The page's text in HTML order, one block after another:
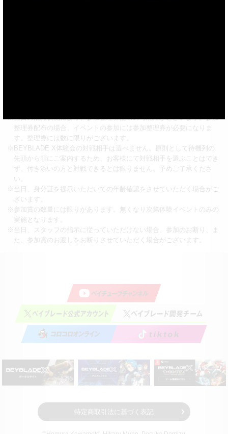
※当日の混雑状況により、参加整理券配布の可能性がございます。参加
整理券配布の場合、イベントの参加には参加整理券が必要になりま
す。整理券には数に限りがございます。
※BEYBLADE X体験会の対戦相手は選べません。原則として待機列の
先頭から順にご案内するため、お客様にて対戦相手を選ぶことはでき
ず、付き添いの方と対戦できるとは限りません。予めご了承くださ
い。
※当日、身分証を提示いただいての年齢確認をさせていただく場合がご
ざいます。
※参加賞の数量には限りがあります。無くなり次第体験イベントのみの
実施となります。
※当日、スタッフの指示に従っていただけない場合、参加のお断り、ま
た、参加賞のお渡しをお断りさせていただく場合がございます。
特定商取引法に基づく表記